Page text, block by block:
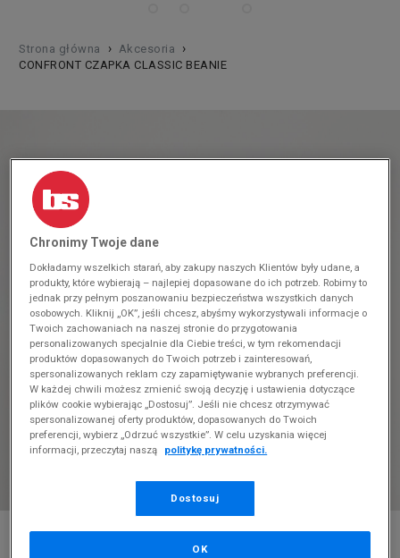
Strona główna › Akcesoria ›
CONFRONT CZAPKA CLASSIC BEANIE
Chronimy Twoje dane
Dokładamy wszelkich starań, aby zakupy naszych Klientów były udane, a
produkty, które wybierają – najlepiej dopasowane do ich potrzeb. Robimy to
jednak przy pełnym poszanowaniu bezpieczeństwa wszystkich danych
osobowych. Kliknij „OK”, jeśli chcesz, abyśmy wykorzystywali informacje o
Twoich zachowaniach na naszej stronie do przygotowania
personalizowanych specjalnie dla Ciebie treści, w tym rekomendacji
produktów dopasowanych do Twoich potrzeb i zainteresowań,
spersonalizowanych reklam czy zapamiętywanie wybranych preferencji.
W każdej chwili możesz zmienić swoją decyzję i ustawienia dotyczące
plików cookie wybierając „Dostosuj”. Jeśli nie chcesz otrzymywać
spersonalizowanej oferty produktów, dopasowanych do Twoich
preferencji, wybierz „Odrzuć wszystkie”. W celu uzyskania więcej
informacji, przeczytaj naszą
politykę prywatności.
Dostosuj
OK